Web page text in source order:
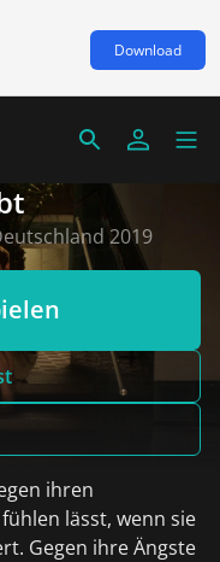
Download
2019
ihren
lässt, wenn sie
Gegen ihre Ängste